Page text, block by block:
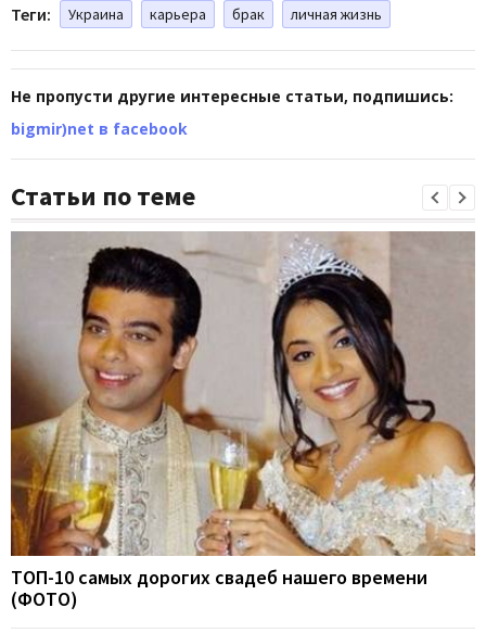
Теги: Украина карьера брак личная жизнь
Не пропусти другие интересные статьи, подпишись:
bigmir)net в facebook
Статьи по теме
ТОП-10 самых дорогих свадеб нашего времени
(ФОТО)